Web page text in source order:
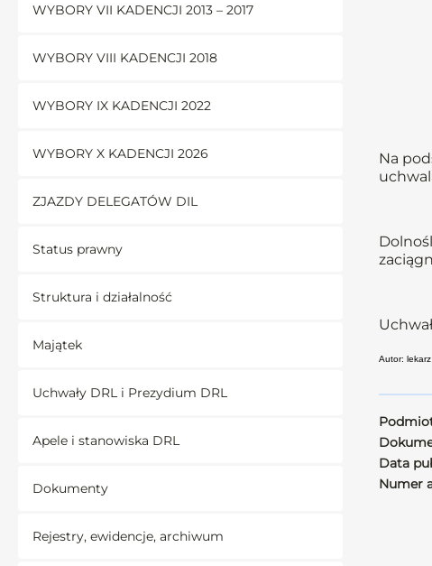
WYBORY VII KADENCJI 2013 – 2017
WYBORY VIII KADENCJI 2018
WYBORY IX KADENCJI 2022
WYBORY X KADENCJI 2026
ZJAZDY DELEGATÓW DIL
Status prawny
Struktura i działalność
Majątek
Uchwały DRL i Prezydium DRL
Apele i stanowiska DRL
Dokumenty
Rejestry, ewidencje, archiwum
Na
Autor:
Data
Numer